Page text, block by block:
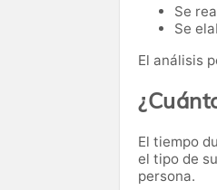
Se
Se
El análisis
El tiempo
el tipo de
persona.